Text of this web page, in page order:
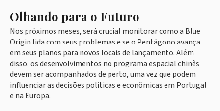
Olhando para o Futuro
Nos próximos meses, será crucial monitorar como a Blue
Origin lida com seus problemas e se o Pentágono avança
em seus planos para novos locais de lançamento. Além
disso, os desenvolvimentos no programa espacial chinês
devem ser acompanhados de perto, uma vez que podem
influenciar as decisões políticas e econômicas em Portugal
e na Europa.